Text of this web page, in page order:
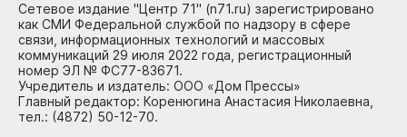
Сетевое издание "Центр 71" (n71.ru) зарегистрировано
как СМИ Федеральной службой по надзору в сфере
связи, информационных технологий и массовых
коммуникаций 29 июля 2022 года, регистрационный
номер ЭЛ № ФС77-83671.
Учредитель и издатель: ООО «Дом Прессы»
Главный редактор: Коренюгина Анастасия Николаевна,
тел.: (4872) 50-12-70.